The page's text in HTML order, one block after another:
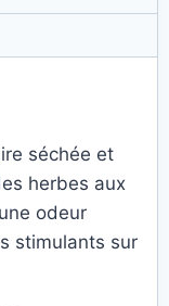
séchée et
herbes aux
odeur
stimulants sur